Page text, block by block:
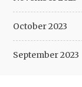
October 2023
September 2023